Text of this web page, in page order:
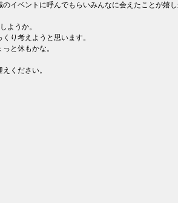
イベントに呼んでもらいみんなに会えたことが嬉し
ようか。
り考えようと思います。
と休もかな。
ください。